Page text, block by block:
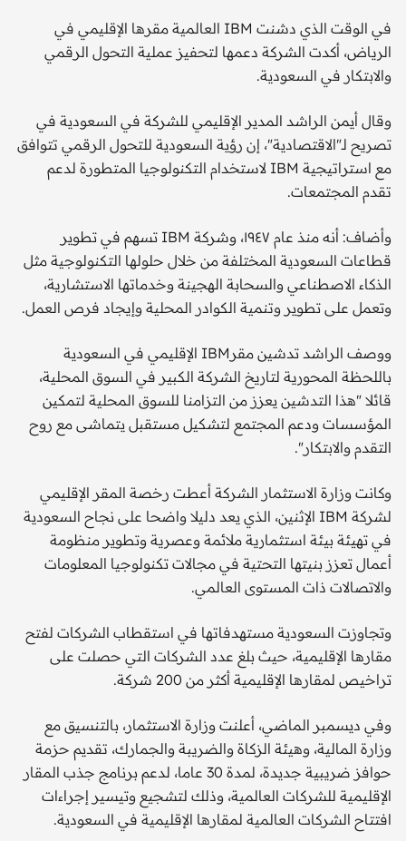
في الوقت الذي دشنت IBM العالمية مقرها الإقليمي في
الرياض، أكدت الشركة دعمها لتحفيز عملية التحول الرقمي
والابتكار في السعودية.
وقال أيمن الراشد المدير الإقليمي للشركة في السعودية في
تصريح لـ"الاقتصادية"، إن رؤية السعودية للتحول الرقمي تتوافق
مع استراتيجية IBM لاستخدام التكنولوجيا المتطورة لدعم
تقدم المجتمعات.
وأضاف: أنه منذ عام ١٩٤٧، وشركة IBM تسهم في تطوير
قطاعات السعودية المختلفة من خلال حلولها التكنولوجية مثل
الذكاء الاصطناعي والسحابة الهجينة وخدماتها الاستشارية،
وتعمل على تطوير وتنمية الكوادر المحلية وإيجاد فرص العمل.
ووصف الراشد تدشين مقرIBM الإقليمي في السعودية
باللحظة المحورية لتاريخ الشركة الكبير في السوق المحلية،
قائلا "هذا التدشين يعزز من التزامنا للسوق المحلية لتمكين
المؤسسات ودعم المجتمع لتشكيل مستقبل يتماشى مع روح
التقدم والابتكار".
وكانت وزارة الاستثمار الشركة أعطت رخصة المقر الإقليمي
لشركة IBM الإثنين، الذي يعد دليلا واضحا على نجاح السعودية
في تهيئة بيئة استثمارية ملائمة وعصرية وتطوير منظومة
أعمال تعزز بنيتها التحتية في مجالات تكنولوجيا المعلومات
والاتصالات ذات المستوى العالمي.
وتجاوزت السعودية مستهدفاتها في استقطاب الشركات لفتح
مقارها الإقليمية، حيث بلغ عدد الشركات التي حصلت على
تراخيص لمقارها الإقليمية أكثر من 200 شركة.
وفي ديسمبر الماضي، أعلنت وزارة الاستثمار، بالتنسيق مع
وزارة المالية، وهيئة الزكاة والضريبة والجمارك، تقديم حزمة
حوافز ضريبية جديدة، لمدة 30 عاما، لدعم برنامج جذب المقار
الإقليمية للشركات العالمية، وذلك لتشجيع وتيسير إجراءات
افتتاح الشركات العالمية لمقارها الإقليمية في السعودية.